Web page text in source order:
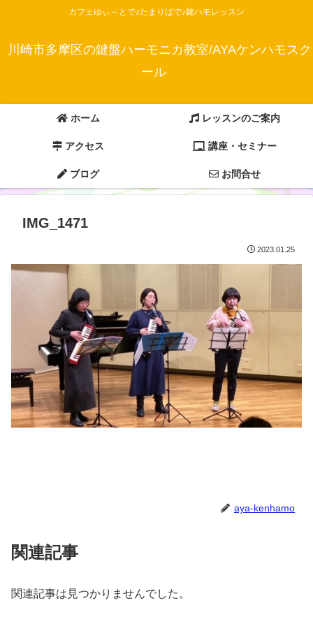
カフェゆぃ～とで♪たまりばで♪鍵ハモレッスン
川崎市多摩区の鍵盤ハーモニカ教室/AYAケンハモスク
ール
ホーム レッスンのご案内
アクセス 講座・セミナー
ブログ お問合せ
IMG_1471
2023.01.25
aya-kenhamo
関連記事
関連記事は見つかりませんでした。